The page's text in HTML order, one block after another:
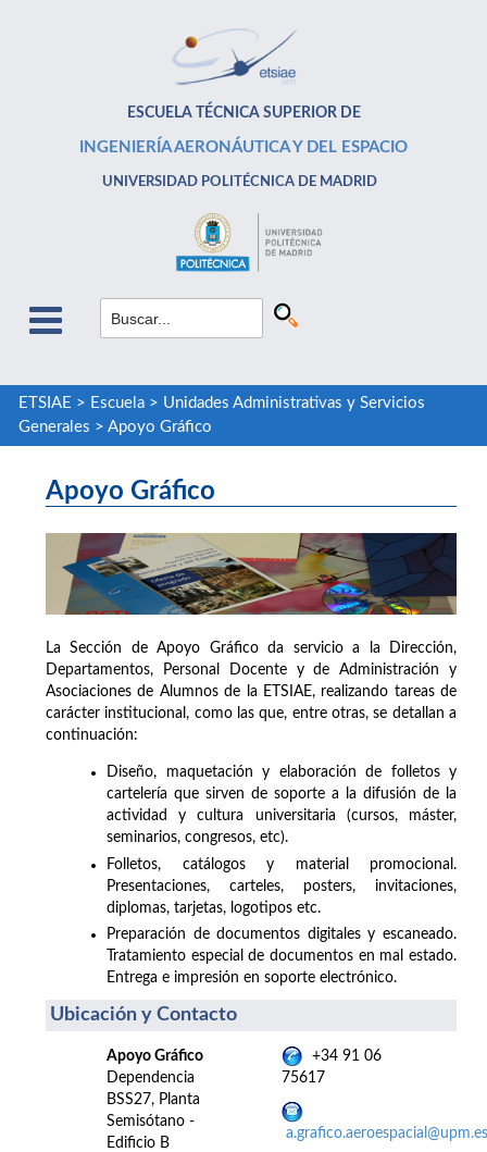
ESCUELA TÉCNICA SUPERIOR DE
INGENIERÍA AERONÁUTICA Y DEL ESPACIO
UNIVERSIDAD POLITÉCNICA DE MADRID
ETSIAE > Escuela> Unidades Administrativas y Servicios
Generales > Apoyo Gráfico
Apoyo Gráfico
La Sección de Apoyo Gráfico da servicio a la Dirección,
Departamentos, Personal Docente y de Administración y
Asociaciones de Alumnos de la ETSIAE, realizando tareas de
carácter institucional, como las que, entre otras, se detallan a
continuación:
Diseño, maquetación y elaboración de folletos y
cartelería que sirven de soporte a la difusión de la
actividad y cultura universitaria (cursos, máster,
seminarios, congresos, etc).
Folletos, catálogos y material promocional.
Presentaciones, carteles, posters, invitaciones,
diplomas, tarjetas, logotipos etc.
Preparación de documentos digitales y escaneado.
Tratamiento especial de documentos en mal estado.
Entrega e impresión en soporte electrónico.
Ubicación y Contacto
Apoyo Gráfico
Dependencia
BSS27, Planta
Semisótano -
Edificio B
+34 91 06
75617
a.grafico.aeroespacial@upm.es